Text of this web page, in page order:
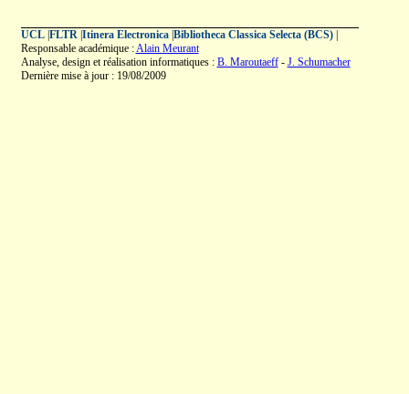
UCL| FLTR| Itinera Electronica| Bibliotheca Classica Selecta (BCS)|
Responsable académique :Alain Meurant
Analyse, design et réalisation informatiques : B. Maroutaeff- J. Schumacher
Dernière mise à jour : 19/08/2009